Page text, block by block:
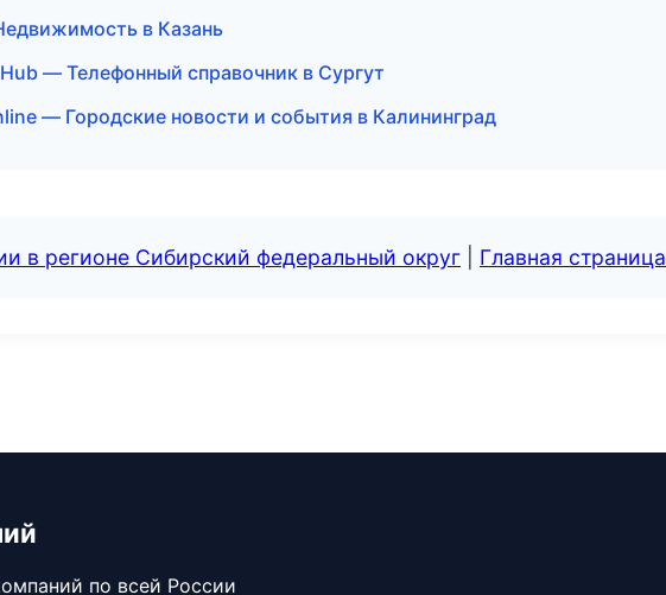
в Казань
— Телефонный справочник в Сургут
— Городские новости и события в Калининград
в регионе Сибирский федеральный округ Главная страница
по всей России